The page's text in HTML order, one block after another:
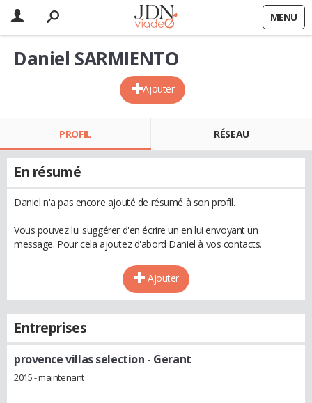
MENU
Ajouter
Daniel SARMIENTO
PROFIL RÉSEAU
En résumé
Daniel n'a pas encore ajouté de résumé à son profil.
Vous pouvez lui suggérer d'en écrire un en lui envoyant un
message. Pour cela ajoutez d'abord Daniel à vos contacts.
Ajouter
Entreprises
provence villas selection - Gerant
2015 - maintenant